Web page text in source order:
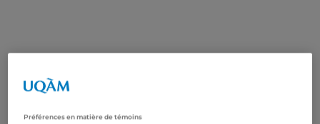
Préférences en matière de témoins